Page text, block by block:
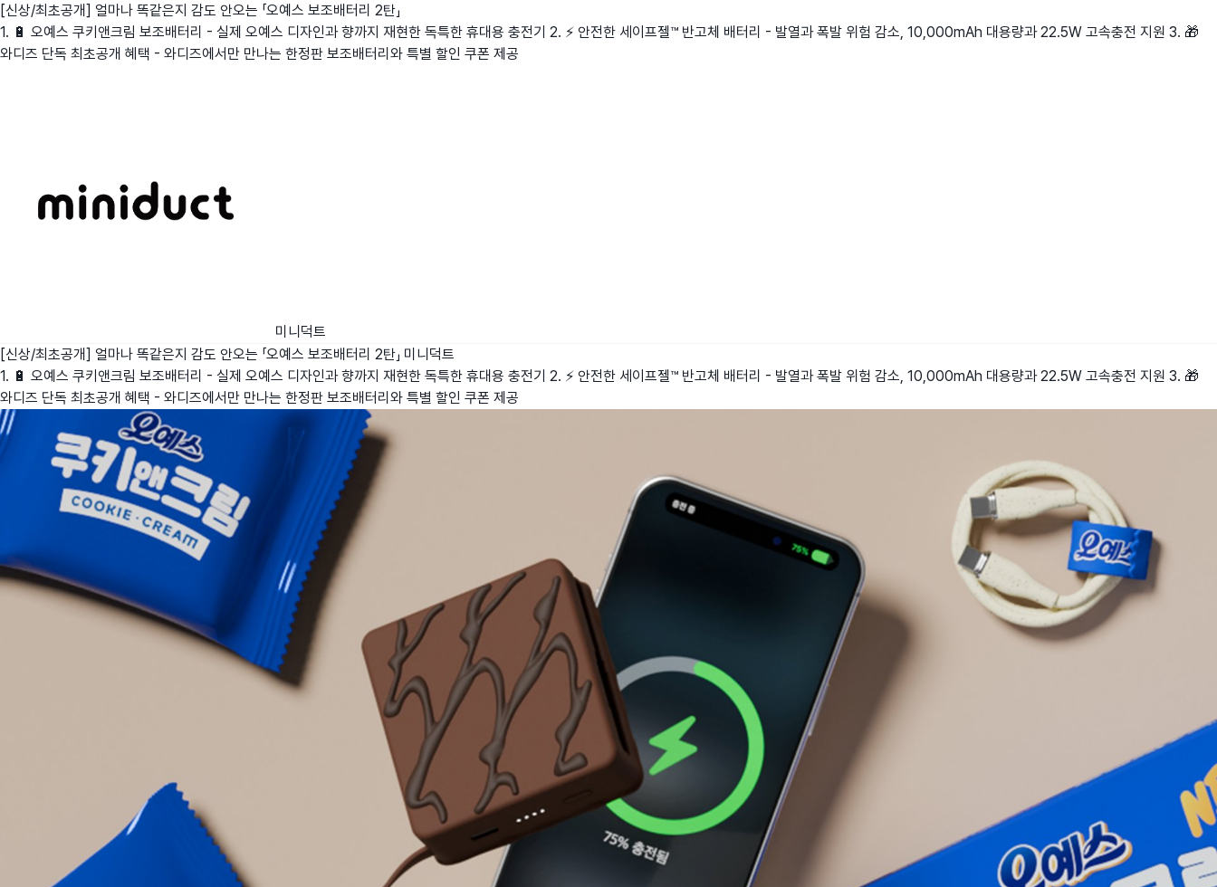
[신상/최초공개] 얼마나 똑같은지 감도 안오는 「오예스 보조배터리 2탄」
1. 🔋 오예스 쿠키앤크림 보조배터리 - 실제 오예스 디자인과 향까지 재현한 독특한 휴대용 충전기 2. ⚡ 안전한 세이프젤™ 반고체 배터리 - 발열과 폭발 위험 감소, 10,000mAh 대용량과 22.5W 고속충전 지원 3. 🎁
와디즈 단독 최초공개 혜택 - 와디즈에서만 만나는 한정판 보조배터리와 특별 할인 쿠폰 제공
미니덕트
[신상/최초공개] 얼마나 똑같은지 감도 안오는 「오예스 보조배터리 2탄」 미니덕트
1. 🔋 오예스 쿠키앤크림 보조배터리 - 실제 오예스 디자인과 향까지 재현한 독특한 휴대용 충전기 2. ⚡ 안전한 세이프젤™ 반고체 배터리 - 발열과 폭발 위험 감소, 10,000mAh 대용량과 22.5W 고속충전 지원 3. 🎁
와디즈 단독 최초공개 혜택 - 와디즈에서만 만나는 한정판 보조배터리와 특별 할인 쿠폰 제공